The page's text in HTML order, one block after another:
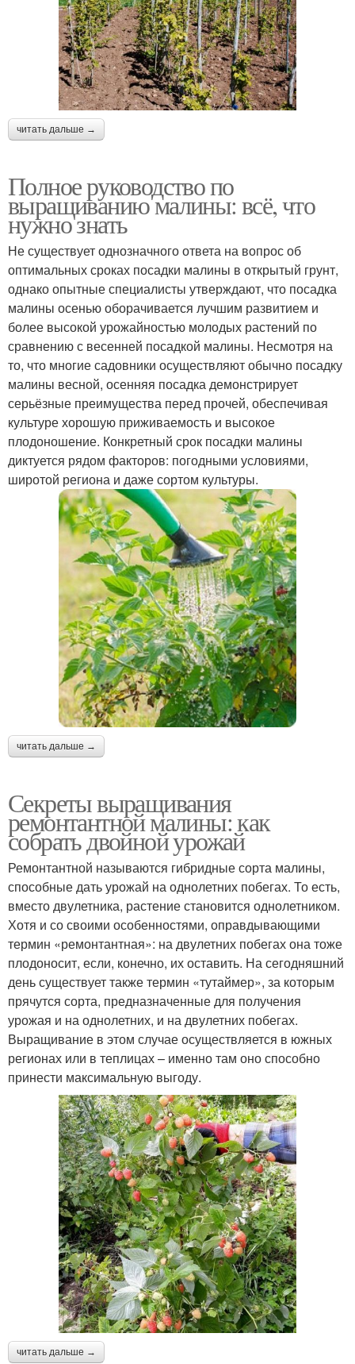
читать дальше →
Полное руководство по
выращиванию малины: всё, что
нужно знать
Не существует однозначного ответа на вопрос об
оптимальных сроках посадки малины в открытый грунт,
однако опытные специалисты утверждают, что посадка
малины осенью оборачивается лучшим развитием и
более высокой урожайностью молодых растений по
сравнению с весенней посадкой малины. Несмотря на
то, что многие садовники осуществляют обычно посадку
малины весной, осенняя посадка демонстрирует
серьёзные преимущества перед прочей, обеспечивая
культуре хорошую приживаемость и высокое
плодоношение. Конкретный срок посадки малины
диктуется рядом факторов: погодными условиями,
широтой региона и даже сортом культуры.
читать дальше →
Секреты выращивания
ремонтантной малины: как
собрать двойной урожай
Ремонтантной называются гибридные сорта малины,
способные дать урожай на однолетних побегах. То есть,
вместо двулетника, растение становится однолетником.
Хотя и со своими особенностями, оправдывающими
термин «ремонтантная»: на двулетних побегах она тоже
плодоносит, если, конечно, их оставить. На сегодняшний
день существует также термин «тутаймер», за которым
прячутся сорта, предназначенные для получения
урожая и на однолетних, и на двулетних побегах.
Выращивание в этом случае осуществляется в южных
регионах или в теплицах – именно там оно способно
принести максимальную выгоду.
читать дальше →